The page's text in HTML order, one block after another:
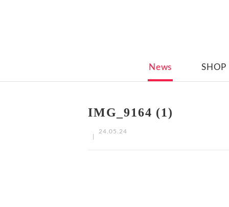
News SHOP
IMG_9164 (1)
24.05.24